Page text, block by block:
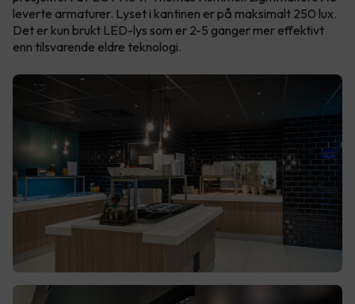
leverte armaturer. Lyset i kantinen er på maksimalt 250 lux.
Det er kun brukt LED-lys som er 2-5 ganger mer effektivt
enn tilsvarende eldre teknologi.